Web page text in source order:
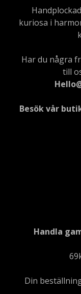
kuriosa i
Har du några
till
Besök vår
Handla
Din